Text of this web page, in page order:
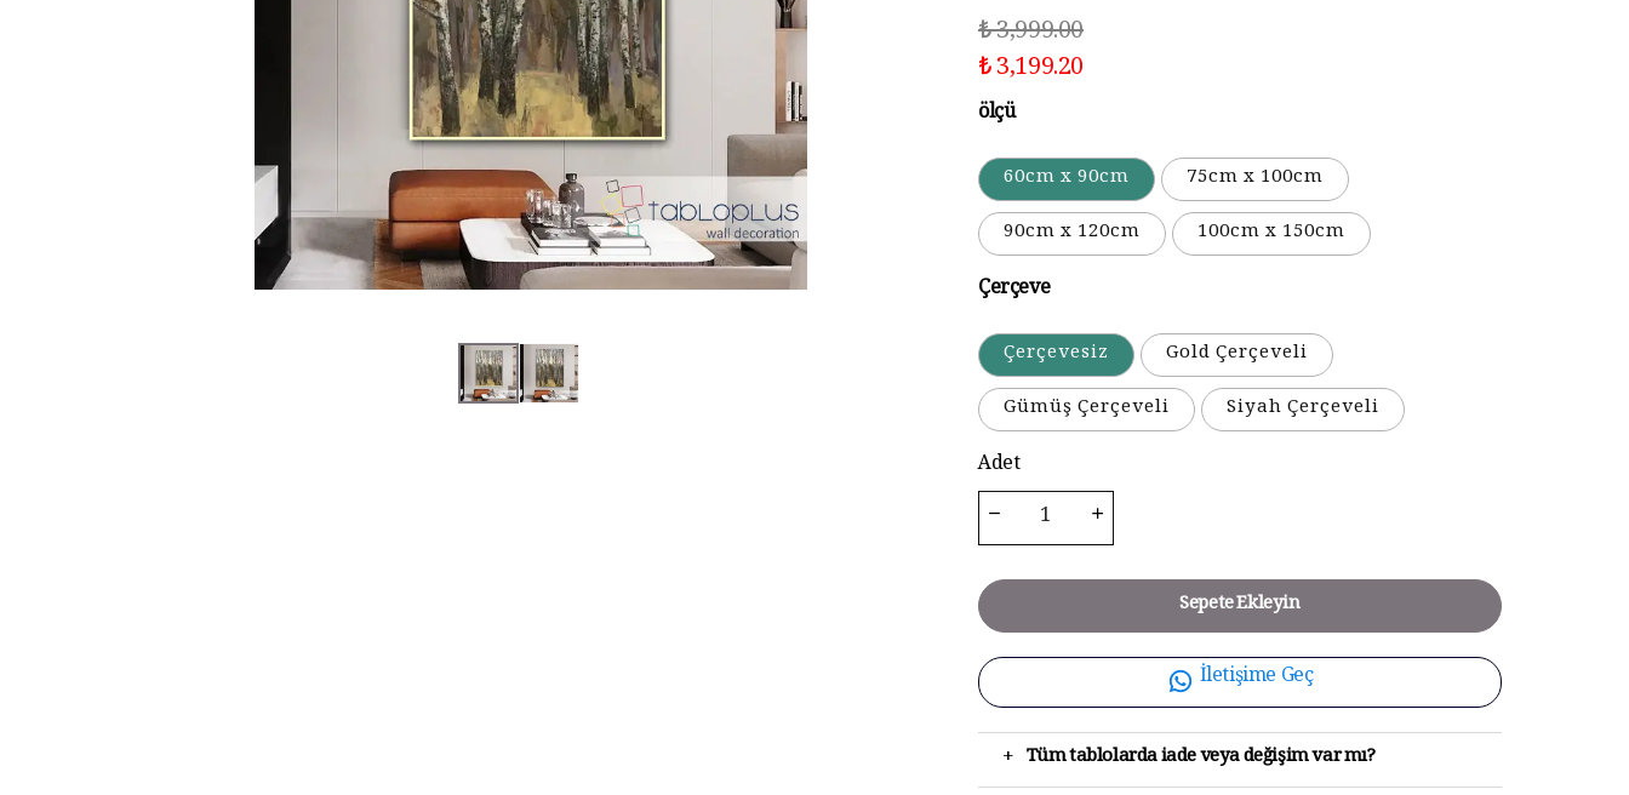
₺ 3,999.00
₺ 3,199.20
ölçü
60cm x 90cm
75cm x 100cm
90cm x 120cm
100cm x 150cm
Çerçeve
Çerçevesiz
Gold Çerçeveli
Gümüş Çerçeveli
Siyah Çerçeveli
Adet
Sepete Ekleyin
İletişime Geç
+ Tüm tablolarda iade veya değişim var mı?